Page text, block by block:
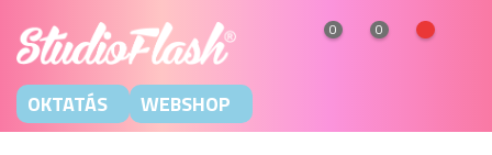
0 0
OKTATÁS WEBSHOP